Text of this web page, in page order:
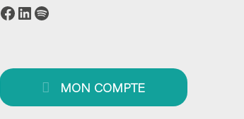
Facebook
LinkedIn
Spotify
MON COMPTE